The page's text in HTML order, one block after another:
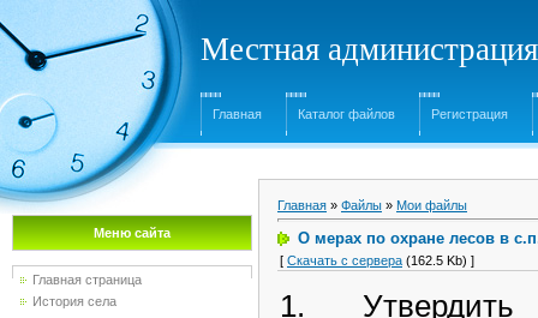
Местная
Главная Каталог файлов Регистрация
Меню сайта
Главная страница
История села
Главная » Файлы » Мои файлы
О мерах по охране лесов в
[ Скачать с сервера (162.5 Kb) ]
1.